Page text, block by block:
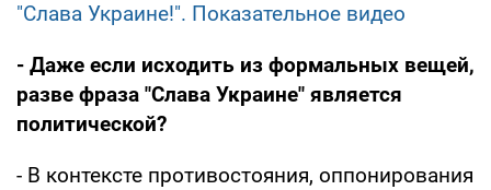
"Слава Украине!". Показательное видео
- Даже если исходить из формальных вещей,
разве фраза "Слава Украине" является
политической?
- В контексте противостояния, оппонирования